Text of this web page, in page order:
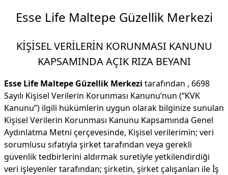
Esse Life Maltepe Güzellik Merkezi
KİŞİSEL VERİLERİN KORUNMASI KANUNU
KAPSAMINDA AÇIK RIZA BEYANI
Esse Life Maltepe Güzellik Merkezi tarafından , 6698
Sayılı Kişisel Verilerin Korunması Kanunu’nun (“KVK
Kanunu”) ilgili hükümlerin uygun olarak bilginize sunulan
Kişisel Verilerin Korunması Kanunu Kapsamında Genel
Aydınlatma Metni çerçevesinde, Kişisel verilerimin; veri
sorumlusu sıfatıyla şirket tarafından veya gerekli
güvenlik tedbirlerini aldırmak suretiyle yetkilendirdiği
veri işleyenler tarafından; şirketin, şirket çalışanları ile İş